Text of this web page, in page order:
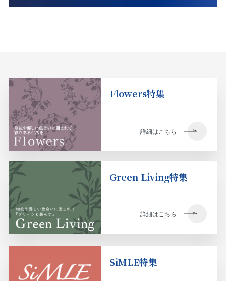
Flowers特集
詳細はこちら
Green Living特集
詳細はこちら
SiMLE特集